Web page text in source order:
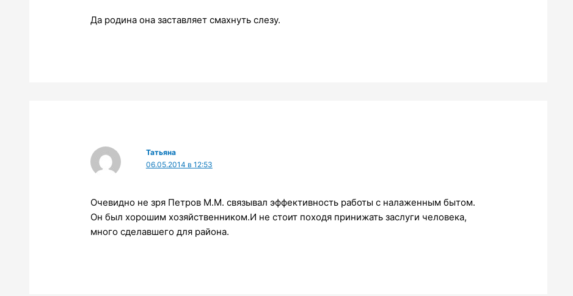
Да родина она заставляет смахнуть слезу.
Татьяна
06.05.2014 в 12:53
Очевидно не зря Петров М.М. связывал эффективность работы с налаженным бытом.
Он был хорошим хозяйственником.И не стоит походя принижать заслуги человека,
много сделавшего для района.